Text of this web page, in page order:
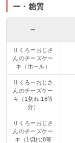
ー・糖質
ー
りくろーおじさ
んのチーズケー
キ（ホール）
りくろーおじさ
んのチーズケー
キ（1切れ:16等
分）
りくろーおじさ
んのチーズケー
キ（1切れ:8等